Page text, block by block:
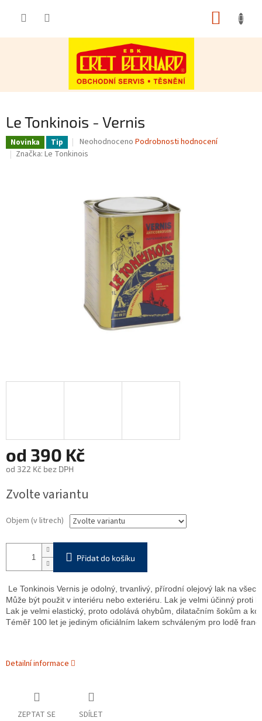
Le Tonkinois - Vernis
Novinka Tip
Průměrné
hodnocení
hvězdiček.
Neohodnoceno Podrobnosti hodnocení
Značka: Le Tonkinois
od 390 Kč
od 322 Kč bez DPH
cena:
Zvolte variantu
Objem (v litrech)
Přidat do košíku
Le Tonkinois Vernis je odolný, trvanlivý, přírodní olejový lak na
Může být použit v interiéru nebo exteriéru. Lak je velmi účinný
Lak je velmi elastický, proto odolává ohybům, dilatačním šokům a
Téměř 100 let je jediným oficiálním lakem schváleným pro lodě
Detailní informace
ZEPTAT SE SDÍLET